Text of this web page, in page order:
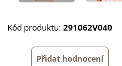
Kód produktu: 291062V040
Přidat hodnocení